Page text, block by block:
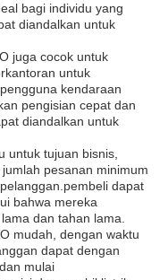
bagi individu yang
diandalkan untuk
juga cocok untuk
untuk
kendaraan
pengisian cepat dan
diandalkan untuk
untuk tujuan bisnis,
pesanan minimum
dapat
bahwa mereka
dan tahan lama.
mudah, dengan waktu
dapat dengan
mulai